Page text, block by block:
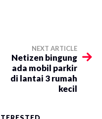
NEXT ARTICLE
Netizen bingung
ada mobil parkir
di lantai 3 rumah
kecil